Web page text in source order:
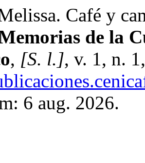
Café y
de la
, [S. l.], v. 1, n.
6 aug. 2026.